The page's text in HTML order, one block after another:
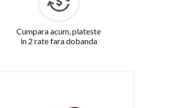
Cumpara acum, plateste
in 2 rate fara dobanda